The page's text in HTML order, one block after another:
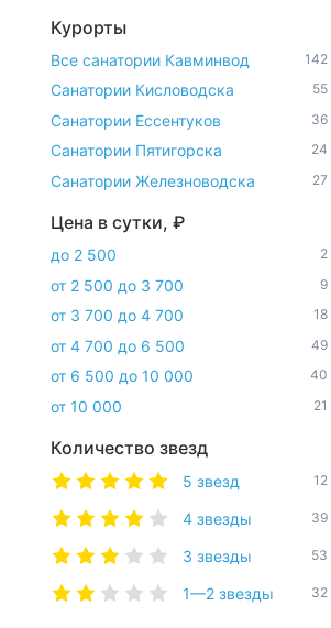
Курорты
Все санатории Кавминвод 142
Санатории Кисловодска 55
Санатории Ессентуков 36
Санатории Пятигорска 24
Санатории Железноводска 27
Цена в сутки, ₽
до 2 500 2
от 2 500 до 3 700 9
от 3 700 до 4 700 18
от 4 700 до 6 500 49
от 6 500 до 10 000 40
от 10 000 21
Количество звезд
5 звезд 12
4 звезды 39
3 звезды 53
1—2 звезды 32